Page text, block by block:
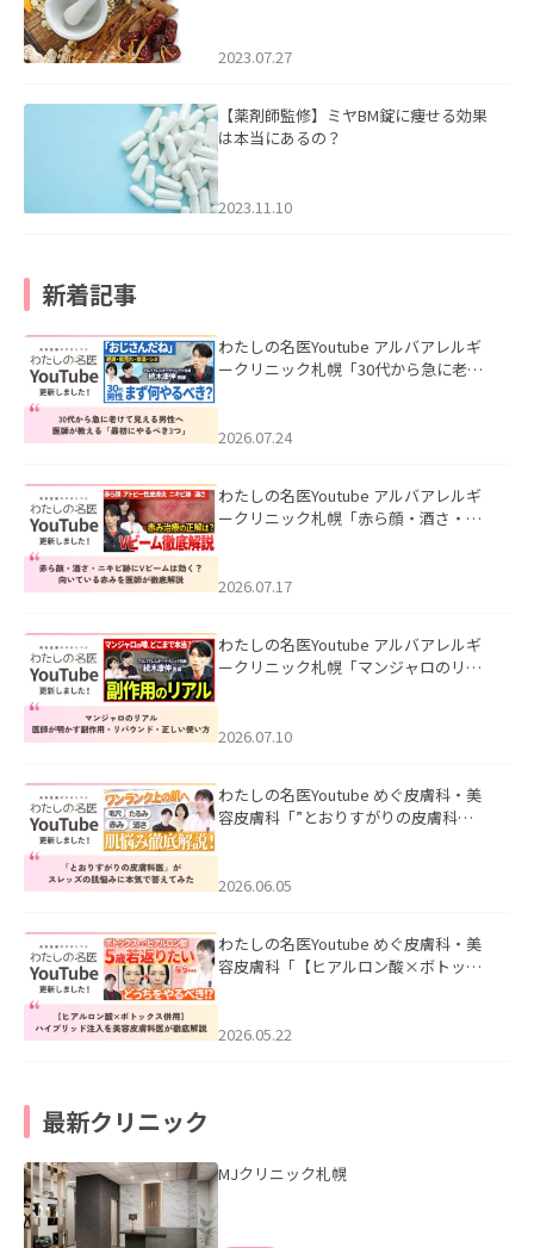
2023.07.27
【薬剤師監修】ミヤBM錠に痩せる効果
は本当にあるの？
2023.11.10
新着記事
わたしの名医Youtube アルバアレルギ
ークリニック札幌「30代から急に老け
た。
2026.07.24
わたしの名医Youtube アルバアレルギ
ークリニック札幌「赤ら顔・酒さ・ニ
した。
2026.07.17
わたしの名医Youtube アルバアレルギ
ークリニック札幌「マンジャロのリア
た。
2026.07.10
わたしの名医Youtube めぐ皮膚科・美
容皮膚科「”とおりすがりの皮膚科
2026.06.05
わたしの名医Youtube めぐ皮膚科・美
容皮膚科「【ヒアルロン酸×ボトック
た。
2026.05.22
最新クリニック
MJクリニック札幌